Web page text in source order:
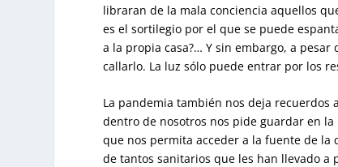
libraran de la mala conciencia aquellos
es el sortilegio por el que se puede
a la propia casa?… Y sin embargo, a
callarlo. La luz sólo puede entrar por los
La pandemia también nos deja recuerdos
dentro de nosotros nos pide guardar en
que nos permita acceder a la fuente de la
de tantos sanitarios que les han llevado a